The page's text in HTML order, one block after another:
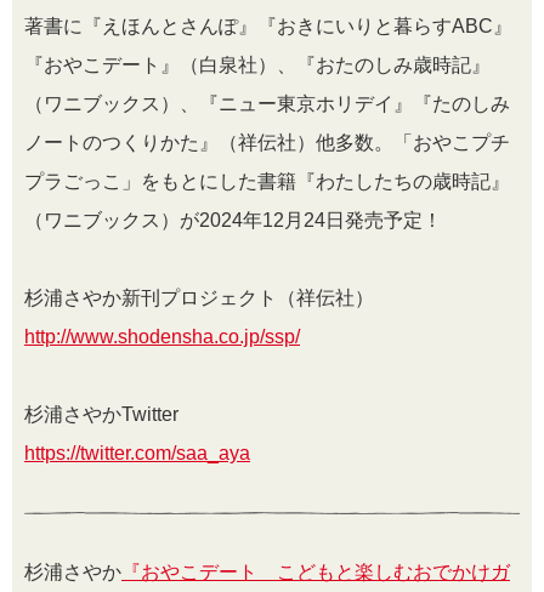
著書に『えほんとさんぽ』『おきにいりと暮らすABC』
『おやこデート』（白泉社）、『おたのしみ歳時記』
（ワニブックス）、『ニュー東京ホリデイ』『たのしみ
ノートのつくりかた』（祥伝社）他多数。「おやこプチ
プラごっこ」をもとにした書籍『わたしたちの歳時記』
（ワニブックス）が2024年12月24日発売予定！
杉浦さやか新刊プロジェクト（祥伝社）
http://www.shodensha.co.jp/ssp/
杉浦さやかTwitter
https://twitter.com/saa_aya
杉浦さやか 『おやこデート こどもと楽しむおでかけガ